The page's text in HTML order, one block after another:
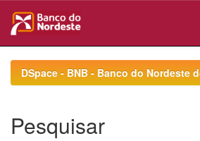
navigationDSpace - BNB - Banco do Nordeste
Pesquisar